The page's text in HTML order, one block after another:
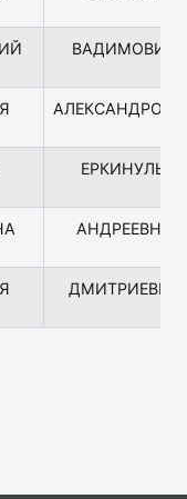
ВАДИМОВИЧ
ЕРКИНУЛЫ
АНДРЕЕВНА
ДМИТРИЕВНА